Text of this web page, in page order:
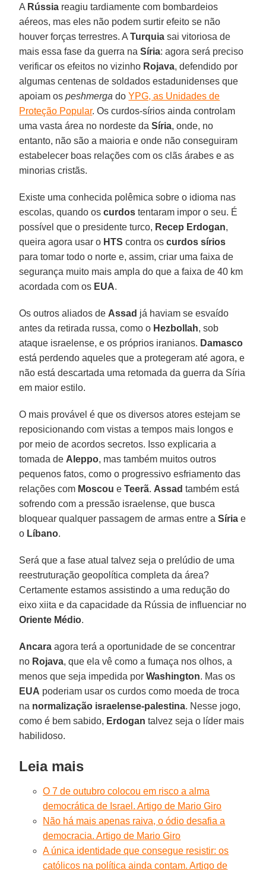
A Rússia reagiu tardiamente com bombardeios
aéreos, mas eles não podem surtir efeito se não
houver forças terrestres. ATurquia sai vitoriosa de
mais essa fase da guerra naSíria: agora será preciso
verificar os efeitos no vizinho Rojava, defendido por
algumas centenas de soldados estadunidenses que
apoiam ospeshmerga doYPG, as Unidades de
Proteção Popular. Os curdos-sírios ainda controlam
uma vasta área no nordeste daSíria, onde, no
entanto, não são a maioria e onde não conseguiram
estabelecer boas relações com os clãs árabes e as
minorias cristãs.
Existe uma conhecida polêmica sobre o idioma nas
escolas, quando oscurdos tentaram impor o seu. É
possível que o presidente turco, Recep Erdogan,
queira agora usar o HTS contra oscurdos sírios
para tomar todo o norte e, assim, criar uma faixa de
segurança muito mais ampla do que a faixa de 40 km
acordada com os EUA.
Os outros aliados de Assad já haviam se esvaído
antes da retirada russa, como o Hezbollah, sob
ataque israelense, e os próprios iranianos. Damasco
está perdendo aqueles que a protegeram até agora, e
não está descartada uma retomada da guerra da Síria
em maior estilo.
O mais provável é que os diversos atores estejam se
reposicionando com vistas a tempos mais longos e
por meio de acordos secretos. Isso explicaria a
tomada de Aleppo, mas também muitos outros
pequenos fatos, como o progressivo esfriamento das
relações com Moscou eTeerã. Assad também está
sofrendo com a pressão israelense, que busca
bloquear qualquer passagem de armas entre aSíria e
o Líbano.
Será que a fase atual talvez seja o prelúdio de uma
reestruturação geopolítica completa da área?
Certamente estamos assistindo a uma redução do
eixo xiita e da capacidade da Rússia de influenciar no
Oriente Médio.
Ancara agora terá a oportunidade de se concentrar
no Rojava, que ela vê como a fumaça nos olhos, a
menos que seja impedida porWashington. Mas os
EUA poderiam usar os curdos como moeda de troca
na normalização israelense-palestina. Nesse jogo,
como é bem sabido, Erdogan talvez seja o líder mais
habilidoso.
Leia mais
O 7 de outubro colocou em risco a alma
democrática de Israel. Artigo de Mario Giro
Não há mais apenas raiva, o ódio desafia a
democracia. Artigo de Mario Giro
A única identidade que consegue resistir: os
católicos na política ainda contam. Artigo de